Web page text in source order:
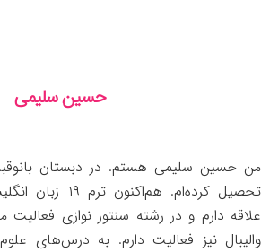
حسین سلیمی
من حسین سلیمی هستم. در دبستان
تحصیل کرده‌ام.
علاقه دارم و در رشته سنتور نوازی
والیبال نیز فعالیت دارم. به درس‌های